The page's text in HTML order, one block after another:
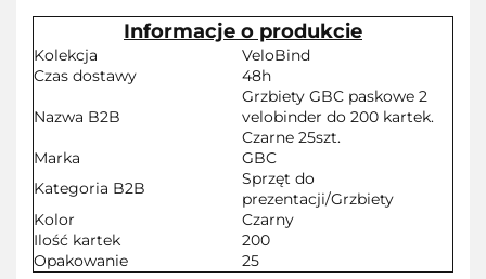
Informacje o produkcie
Kolekcja
VeloBind
Czas dostawy
48h
Nazwa B2B
Grzbiety GBC paskowe 2
velobinder do 200 kartek.
Czarne 25szt.
Marka
GBC
Kategoria B2B
Sprzęt do
prezentacji/Grzbiety
Kolor
Czarny
Ilość kartek
200
Opakowanie
25